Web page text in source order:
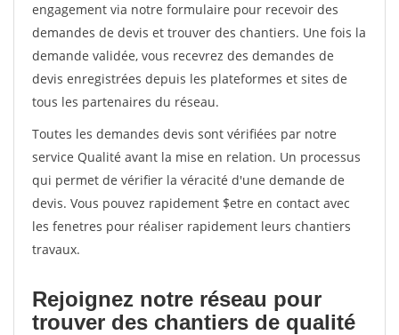
engagement via notre formulaire pour recevoir des
demandes de devis et trouver des chantiers. Une fois la
demande validée, vous recevrez des demandes de
devis enregistrées depuis les plateformes et sites de
tous les partenaires du réseau.
Toutes les demandes devis sont vérifiées par notre
service Qualité avant la mise en relation. Un processus
qui permet de vérifier la véracité d'une demande de
devis. Vous pouvez rapidement $etre en contact avec
les fenetres pour réaliser rapidement leurs chantiers
travaux.
Rejoignez notre réseau pour
trouver des chantiers de qualité